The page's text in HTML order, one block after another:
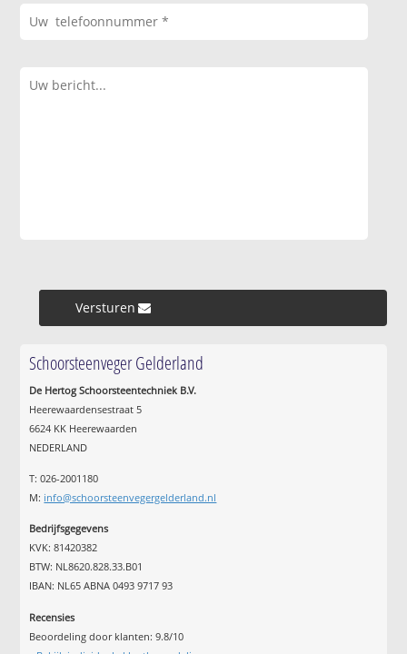
Versturen »
Schoorsteenveger Gelderland
De Hertog Schoorsteentechniek B.V.
Heerewaardensestraat 5
6624 KK Heerewaarden
NEDERLAND
T: 026-2001180
M: info@schoorsteenvegergelderland.nl
Bedrijfsgegevens
KVK: 81420382
BTW: NL8620.828.33.B01
IBAN: NL65 ABNA 0493 9717 93
Recensies
Beoordeling door klanten:9.8/10